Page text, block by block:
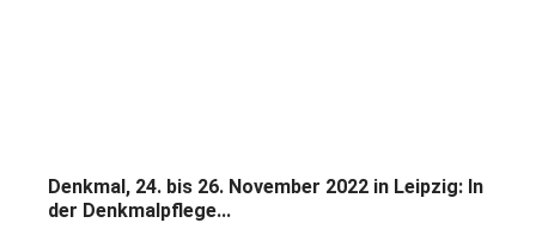
Denkmal, 24. bis 26. November 2022 in Leipzig: In
der Denkmalpflege...